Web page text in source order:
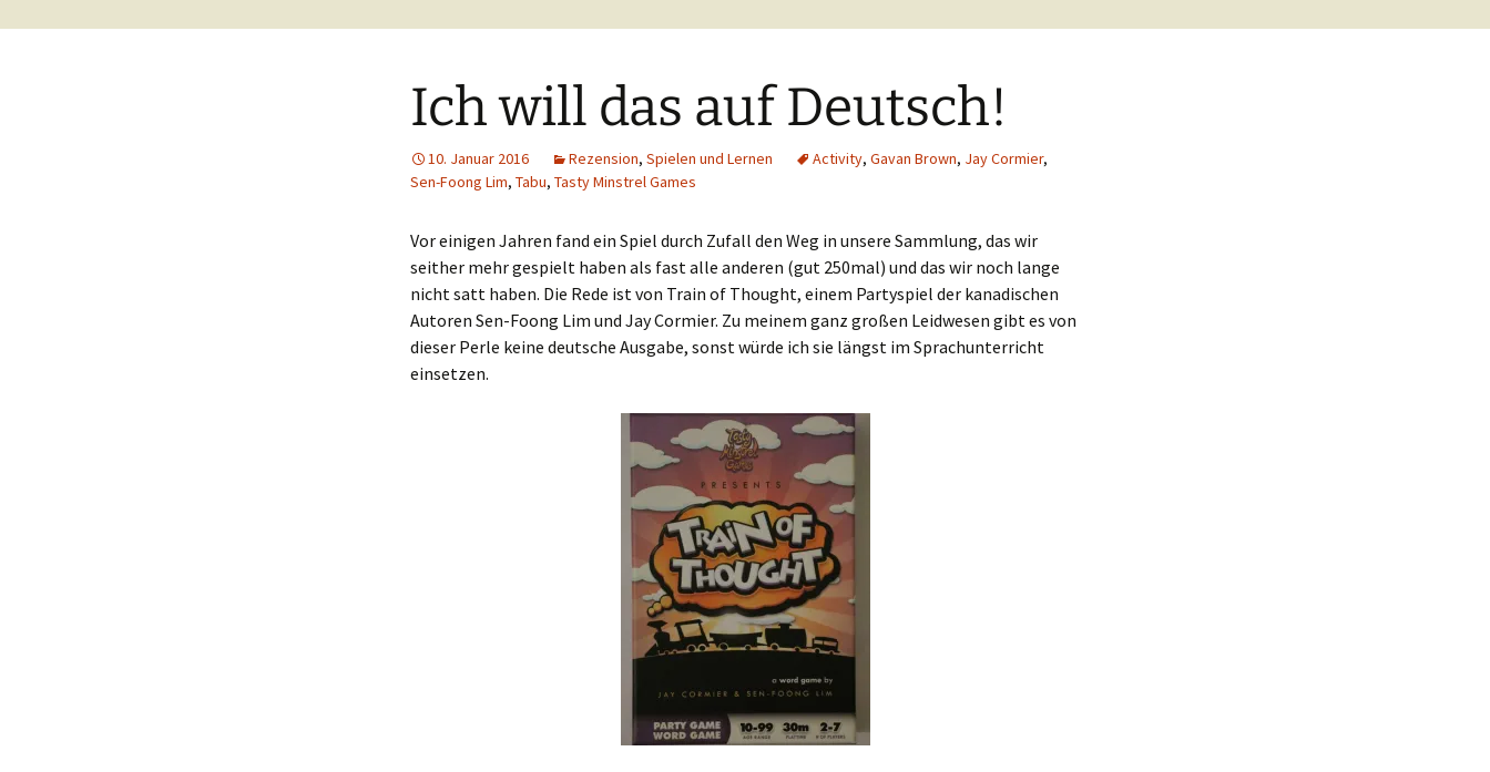
Verlagsliste Brasilien
Verlagsliste Costa Rica
Verlagsliste Ecuador
Verlagsliste Guatemala
Verlagsliste Kolumbien
Verlagsliste Peru
Verlagsliste Uruguay
Verlagsliste Venezuela
Pari
Topfrosch
Tricky Bid
Unmöglich!?/Débrouille-
Unveröffentlichte Spiele
Textos em Português
Ich will das auf Deutsch!
10. Januar 2016 Rezension, Spielen und Lernen Activity, Gavan Brown, Jay Cormier,
Sen-Foong Lim, Tabu, Tasty Minstrel Games
Vor einigen Jahren fand ein Spiel durch Zufall den Weg in unsere Sammlung, das wir
seither mehr gespielt haben als fast alle anderen (gut 250mal) und das wir noch lange
nicht satt haben. Die Rede ist von Train of Thought, einem Partyspiel der kanadischen
Autoren Sen-Foong Lim und Jay Cormier. Zu meinem ganz großen Leidwesen gibt es von
dieser Perle keine deutsche Ausgabe, sonst würde ich sie längst im Sprachunterricht
einsetzen.